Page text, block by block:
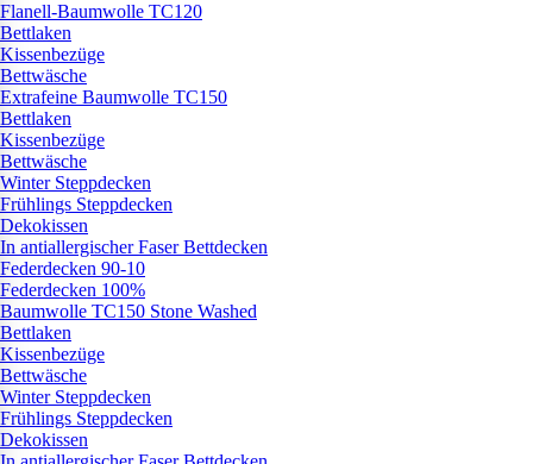
Flanell-Baumwolle TC120
Bettlaken
Kissenbezüge
Bettwäsche
Extrafeine Baumwolle TC150
Bettlaken
Kissenbezüge
Bettwäsche
Winter Steppdecken
Frühlings Steppdecken
Dekokissen
In antiallergischer Faser Bettdecken
Federdecken 90-10
Federdecken 100%
Baumwolle TC150 Stone Washed
Bettlaken
Kissenbezüge
Bettwäsche
Winter Steppdecken
Frühlings Steppdecken
Dekokissen